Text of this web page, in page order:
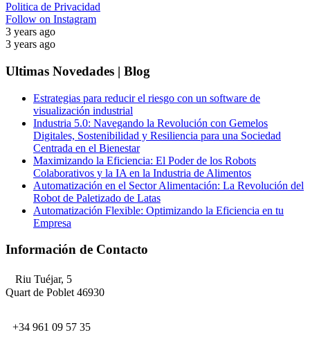
Politica de Privacidad
Follow on Instagram
3 years ago
3 years ago
Ultimas Novedades | Blog
Estrategias para reducir el riesgo con un software de
visualización industrial
Industria 5.0: Navegando la Revolución con Gemelos
Digitales, Sostenibilidad y Resiliencia para una Sociedad
Centrada en el Bienestar
Maximizando la Eficiencia: El Poder de los Robots
Colaborativos y la IA en la Industria de Alimentos
Automatización en el Sector Alimentación: La Revolución del
Robot de Paletizado de Latas
Automatización Flexible: Optimizando la Eficiencia en tu
Empresa
Información de Contacto
Riu Tuéjar, 5
Quart de Poblet 46930
+34 961 09 57 35